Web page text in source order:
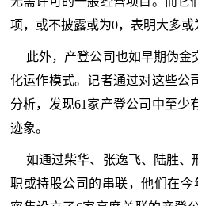
项，或不披露或为0，表明大多或
此外，产登公司也如早期伪金
化运作模式。记者通过对这些公
分析，发现61家产登公司中至少
迹象。
如通过柴华、张逸飞、陆胜、
职或持股公司的串联，他们在